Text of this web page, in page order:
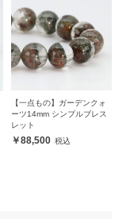
【一点もの】ガーデンクォ
ーツ14mm シンプルブレス
レット
88,500